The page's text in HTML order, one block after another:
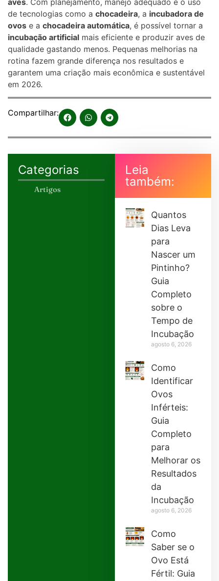
de tecnologias como a chocadeira, a incubadora de
ovos e a chocadeira automática, é possível tornar a
incubação artificial mais eficiente e produzir aves de
qualidade gastando menos. Pequenas melhorias na
rotina fazem grande diferença nos resultados e
garantem uma criação mais econômica e sustentável
em 2026.
Compartilhar:
Categorias
Artigos
Leia
também:
Quantos
Dias Leva
para
Nascer um
Pintinho?
Guia
Completo
sobre o
Tempo de
Incubação
agosto 6, 2026
Como
Identificar
Ovos
Inférteis:
Guia
Completo
para
Melhorar os
Resultados
da
Incubação
agosto 6, 2026
Como
Saber se o
Ovo Está
Fértil: Guia